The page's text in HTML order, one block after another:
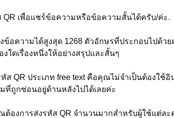
เพื่อแชร์ข้อความหรือข้อความสั้นได้ครับ/ค่ะ.
ข้อความได้สูงสุด 1268 ตัวอักษรที่ประกอบไปด้
งใดเรื่องหนึ่งให้อย่างสรุปและสั้นๆ
ส QR ประเภท free text คือคุณไม่จำเป็นต้องใ
ที่ถูกซ่อนอยู่ด้านหลังไปได้เลยค่ะ
องการส่งรหัส QR จำนวนมากสำหรับผู้ใช้แต่ละ